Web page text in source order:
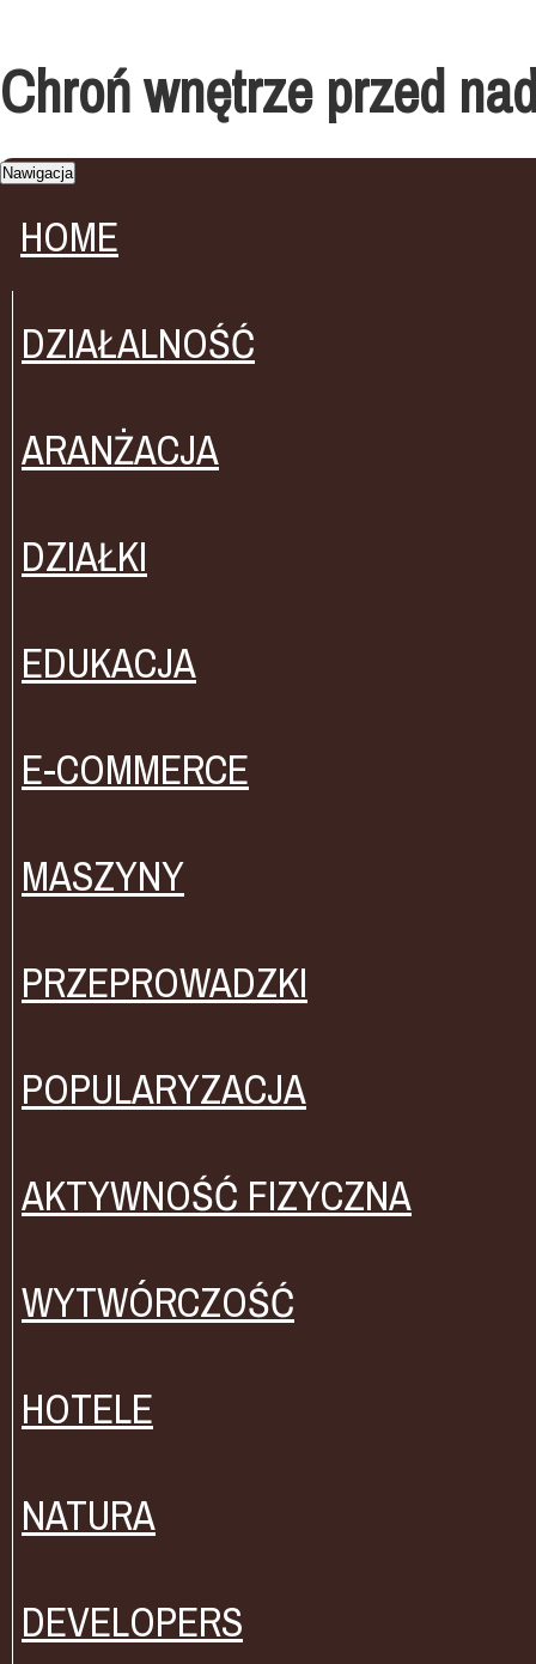
Chroń wnętrze przed
Nawigacja
HOME
DZIAŁALNOŚĆ
ARANŻACJA
DZIAŁKI
EDUKACJA
E-COMMERCE
MASZYNY
PRZEPROWADZKI
POPULARYZACJA
AKTYWNOŚĆ FIZYCZNA
WYTWÓRCZOŚĆ
HOTELE
NATURA
DEVELOPERS